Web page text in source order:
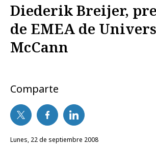
Diederik Breijer,
de EMEA de
McCann
Comparte
lunes, 22 de septiembre 2008